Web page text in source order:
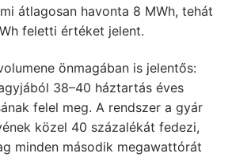
átlagosan havonta 8 MWh, tehát
feletti értéket jelent.
önmagában is jelentős:
38–40 háztartás éves
felel meg. A rendszer a gyár
közel 40 százalékát fedezi,
minden második megawattórát